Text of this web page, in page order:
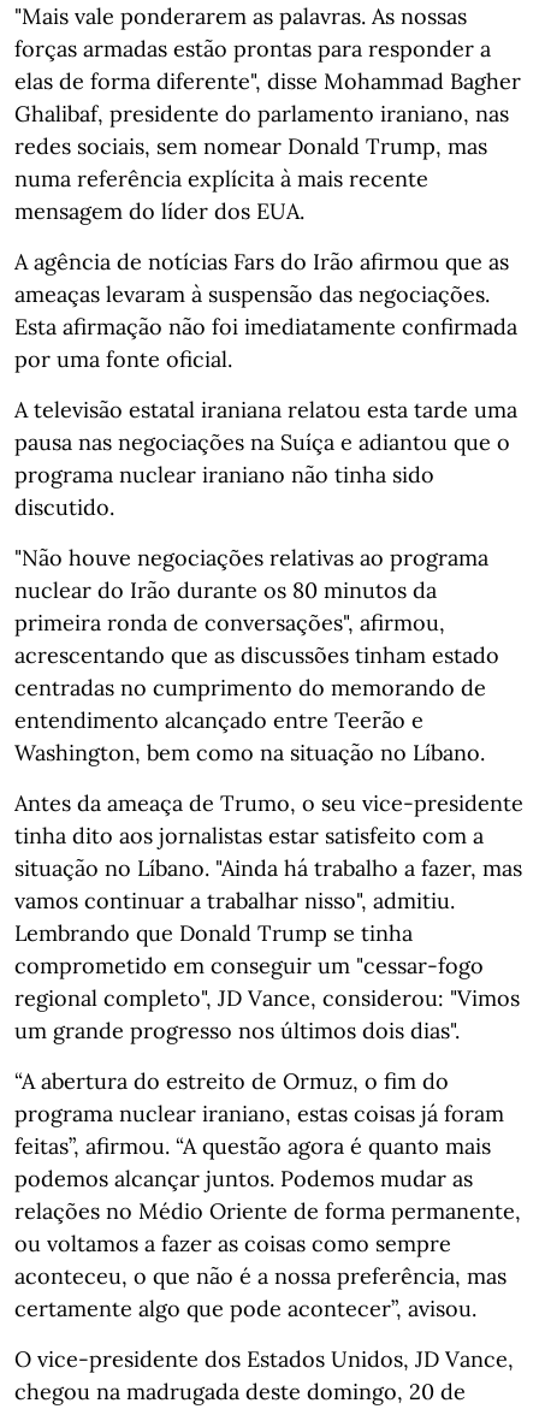
"Mais vale ponderarem as palavras. As nossas
forças armadas estão prontas para responder a
elas de forma diferente", disse Mohammad Bagher
Ghalibaf, presidente do parlamento iraniano, nas
redes sociais, sem nomear Donald Trump, mas
numa referência explícita à mais recente
mensagem do líder dos EUA.
A agência de notícias Fars do Irão afirmou que as
ameaças levaram à suspensão das negociações.
Esta afirmação não foi imediatamente confirmada
por uma fonte oficial.
A televisão estatal iraniana relatou esta tarde uma
pausa nas negociações na Suíça e adiantou que o
programa nuclear iraniano não tinha sido
discutido.
"Não houve negociações relativas ao programa
nuclear do Irão durante os 80 minutos da
primeira ronda de conversações", afirmou,
acrescentando que as discussões tinham estado
centradas no cumprimento do memorando de
entendimento alcançado entre Teerão e
Washington, bem como na situação no Líbano.
Antes da ameaça de Trumo, o seu vice-presidente
tinha dito aos jornalistas estar satisfeito com a
situação no Líbano. "Ainda há trabalho a fazer, mas
vamos continuar a trabalhar nisso", admitiu.
Lembrando que Donald Trump se tinha
comprometido em conseguir um "cessar-fogo
regional completo", JD Vance, considerou: "Vimos
um grande progresso nos últimos dois dias".
“A abertura do estreito de Ormuz, o fim do
programa nuclear iraniano, estas coisas já foram
feitas”, afirmou. “A questão agora é quanto mais
podemos alcançar juntos. Podemos mudar as
relações no Médio Oriente de forma permanente,
ou voltamos a fazer as coisas como sempre
aconteceu, o que não é a nossa preferência, mas
certamente algo que pode acontecer”, avisou.
O vice-presidente dos Estados Unidos, JD Vance,
chegou na madrugada deste domingo, 20 de